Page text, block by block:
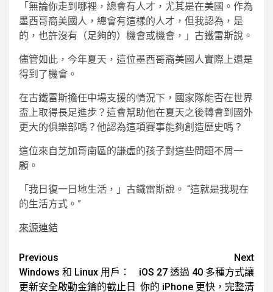
「無論你走到哪裡，總會有人才，尤其是在美國。作為
墨西哥裔美國人，總會有這樣的人才，但我認為，是
的，也許沒有（足夠的）機會或機會，」古鐵雷斯說。
儘管如此，今年夏天，這位墨西哥裔美國人實際上還是
得到了機會。
在古鐵雷斯擔任中場支援的情況下，國家隊能否在世界
盃上取得長足進步？這會幫助他在夏天之後轉會到國外
更大的俱樂部嗎？他認為這項賽事能夠創造歷史嗎？
這位來自芝加哥南區的謙虛的孩子對這些問題不屑一
顧。
「我日復一日地生活，」古鐵雷斯說。 “這就是我現在
的生活方式。”
來源連結
Post
navigation
Previous
Windows 和 Linux 用戶：
更新安全啟動金鑰的截止日
Next
iOS 27 透過 40 多種方式讓
你的 iPhone 更快，完整清